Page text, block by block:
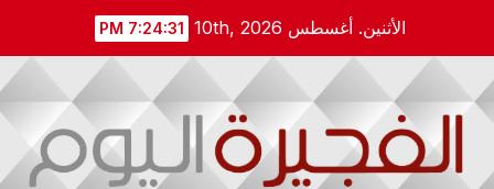
content
الأثنين. أغسطس 10th, 2026 7:24:31 PM